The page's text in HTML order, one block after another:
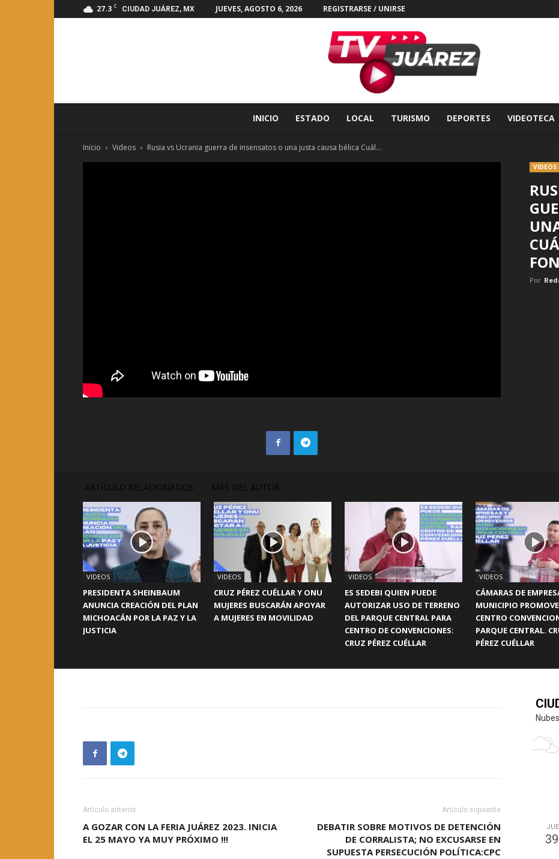
27.3 C CIUDAD JUÁREZ, MX JUEVES, AGOSTO 6, 2026 REGISTRARSE / UNIRSE
INICIO ESTADO LOCAL TURISMO DEPORTES VIDEOTECA
Inicio Videos Rusia vs Ucrania guerra de insensatos o una justa causa bélica Cuál...
VIDEOS
Por
ARTÍCULO RELACIONADOS MÁS DEL AUTOR
VIDEOS
PRESIDENTA SHEINBAUM
ANUNCIA CREACIÓN DEL PLAN
MICHOACÁN POR LA PAZ Y LA
JUSTICIA
VIDEOS
CRUZ PÉREZ CUÉLLAR Y ONU
MUJERES BUSCARÁN APOYAR
A MUJERES EN MOVILIDAD
VIDEOS
ES SEDEBI QUIEN PUEDE
AUTORIZAR USO DE TERRENO
DEL PARQUE CENTRAL PARA
CENTRO DE CONVENCIONES:
CRUZ PÉREZ CUÉLLAR
VIDEOS
CÁMARAS DE
MUNICIPIO
CENTRO
PARQUE CENTRAL.
PÉREZ CUÉLLAR
Artículo anterior
A GOZAR CON LA FERIA JUÁREZ 2023. INICIA
EL 25 MAYO YA MUY PRÓXIMO !!!
Artículo siguiente
DEBATIR SOBRE MOTIVOS DE DETENCIÓN
DE CORRALISTA; NO EXCUSARSE EN
SUPUESTA PERSECUCIÓN POLÍTICA:CPC
JUE
39